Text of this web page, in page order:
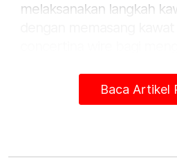
melaksanakan langkah
sempadan secara haram.
Baca Artikel